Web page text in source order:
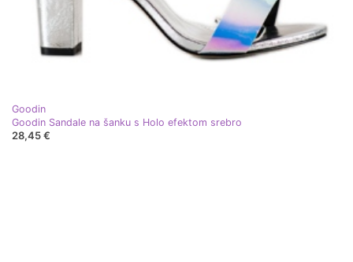
Goodin
Goodin Sandale na šanku s Holo efektom srebro
28,45 €